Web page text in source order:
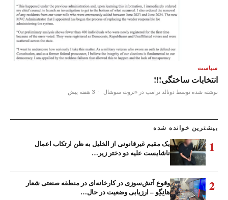
سیاست
انتخابات ساختگی!!!
نوشته شده توسط دونالد ترامپ در «تروث سوشال · 3 هفته پیش
بیشترین خوانده شده
1
یک مقیم غیرقانونی از الخلیل به ظن ارتکاب اعمال
ناشایست علیه دو دختر زیر…
2
وقوع آتش‌سوزی در کارخانه‌ای در منطقه صنعتی شعار
هانِگِو – ارزیابی وضعیت در حال…